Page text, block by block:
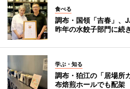
食べる
調布・国領「吉春」、
昨年の水餃子部門に続
学ぶ・知る
調布・狛江の「居場
布焙煎ホールでも配架